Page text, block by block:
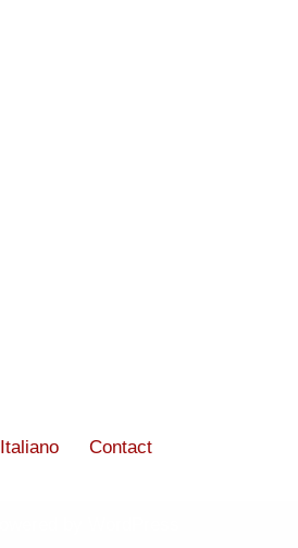
Italiano
Contact